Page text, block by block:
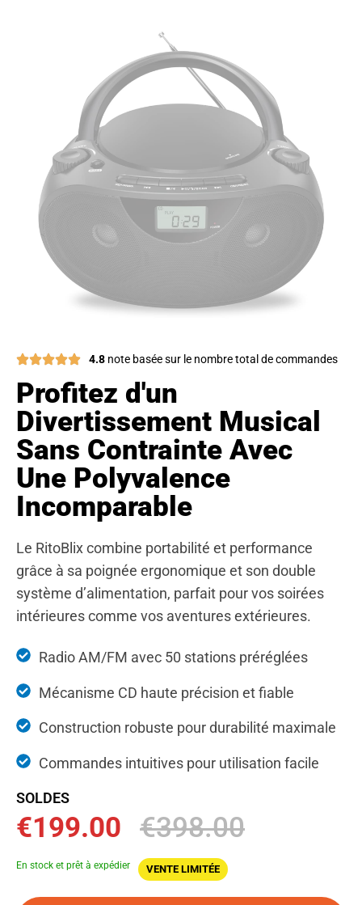
4.8 note basée sur le nombre total de commandes
Profitez d'un
Divertissement Musical
Sans Contrainte Avec
Une Polyvalence
Incomparable
Le RitoBlix combine portabilité et performance
grâce à sa poignée ergonomique et son double
système d’alimentation, parfait pour vos soirées
intérieures comme vos aventures extérieures.
Radio AM/FM avec 50 stations préréglées
Mécanisme CD haute précision et fiable
Construction robuste pour durabilité maximale
Commandes intuitives pour utilisation facile
SOLDES
€199.00 €398.00
En stock et prêt à expédier VENTE LIMITÉE